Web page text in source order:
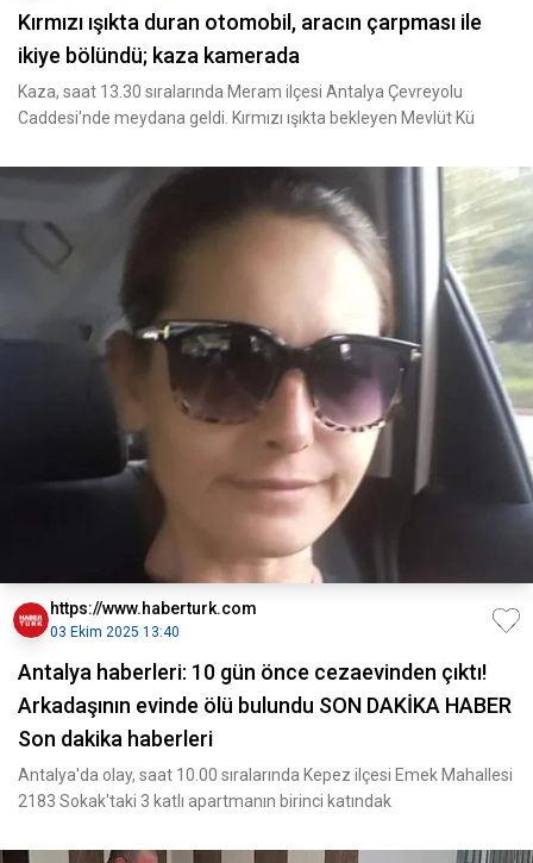
Kırmızı ışıkta duran otomobil, aracın çarpması ile
ikiye bölündü; kaza kamerada
Kaza, saat 13.30 sıralarında Meram ilçesi Antalya Çevreyolu
Caddesi'nde meydana geldi. Kırmızı ışıkta bekleyen Mevlüt Kü
https://www.haberturk.com
03 Ekim 2025 13:40
Antalya haberleri: 10 gün önce cezaevinden çıktı!
Arkadaşının evinde ölü bulundu SON DAKİKA HABER
Son dakika haberleri
Antalya'da olay, saat 10.00 sıralarında Kepez ilçesi Emek Mahallesi
2183 Sokak'taki 3 katlı apartmanın birinci katındak